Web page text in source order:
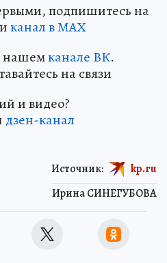
подпишитесь на
иканал в МАХ
нашемканале ВК.
на связи
и видео?
дзен-канал
Ирина СИНЕГУБОВА
Источник: kp.ru